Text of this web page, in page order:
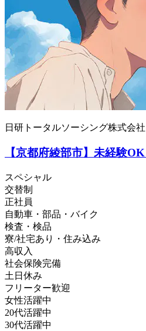
日研トータルソーシング株式会社
【京都府綾部市】未経験
スペシャル
交替制
正社員
自動車・部品・バイク
検査・検品
寮/社宅あり・住み込み
高収入
社会保険完備
土日休み
フリーター歓迎
女性活躍中
20代活躍中
30代活躍中